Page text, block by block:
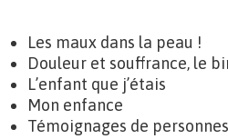
Les maux dans la peau !
Douleur et souffrance, le
L’enfant que j’étais
Mon enfance
Témoignages de